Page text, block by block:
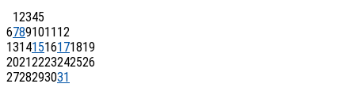
12345
67891011 12
13141516171819
20212223242526
2728293031